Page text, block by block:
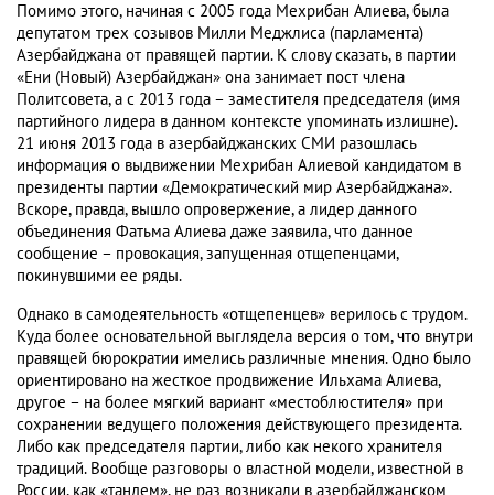
Помимо этого, начиная с 2005 года Мехрибан Алиева, была
депутатом трех созывов Милли Меджлиса (парламента)
Азербайджана от правящей партии. К слову сказать, в партии
«Ени (Новый) Азербайджан» она занимает пост члена
Политсовета, а с 2013 года – заместителя председателя (имя
партийного лидера в данном контексте упоминать излишне).
21 июня 2013 года в азербайджанских СМИ разошлась
информация о выдвижении Мехрибан Алиевой кандидатом в
президенты партии «Демократический мир Азербайджана».
Вскоре, правда, вышло опровержение, а лидер данного
объединения Фатьма Алиева даже заявила, что данное
сообщение – провокация, запущенная отщепенцами,
покинувшими ее ряды.
Однако в самодеятельность «отщепенцев» верилось с трудом.
Куда более основательной выглядела версия о том, что внутри
правящей бюрократии имелись различные мнения. Одно было
ориентировано на жесткое продвижение Ильхама Алиева,
другое – на более мягкий вариант «местоблюстителя» при
сохранении ведущего положения действующего президента.
Либо как председателя партии, либо как некого хранителя
традиций. Вообще разговоры о властной модели, известной в
России, как «тандем», не раз возникали в азербайджанском